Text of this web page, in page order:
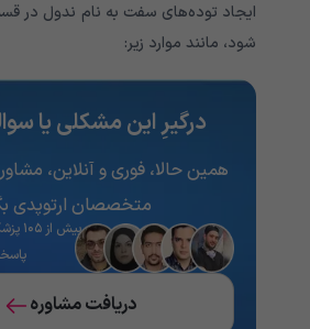
ایجاد توده‌های سفت به نام ندول در
شود، مانند موارد زیر:
درگیرِ این مشکلی یا
همین حالا، فوری و آنلاین،
متخصصان ارتوپدی
بیش
دریافت مشاوره